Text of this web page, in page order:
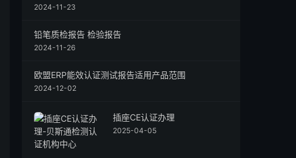
2024-11-23
铅笔质检报告 检验报告
2024-11-26
欧盟ERP能效认证测试报告适用产品范围
2024-12-02
插座CE认证办理
2025-04-05